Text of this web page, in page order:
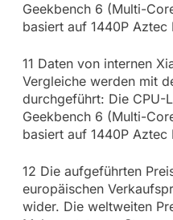
Geekbench 6 (Multi-
basiert auf 1440P Aztec
11 Daten von internen
Vergleiche werden mit
durchgeführt: Die CPU-
Geekbench 6 (Multi-
basiert auf 1440P Aztec
12 Die aufgeführten
europäischen
wider. Die weltweiten